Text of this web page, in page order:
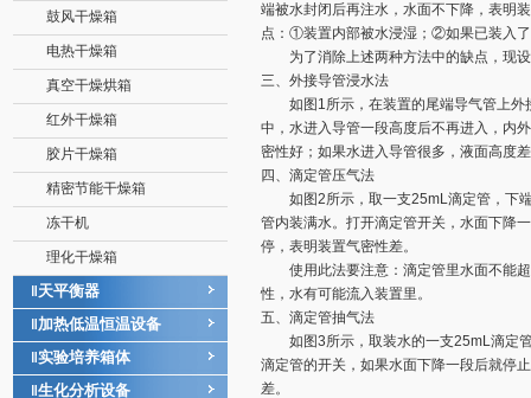
鼓风干燥箱
电热干燥箱
真空干燥烘箱
红外干燥箱
胶片干燥箱
精密节能干燥箱
冻干机
理化干燥箱
天平衡器
加热低温恒温设备
实验培养箱体
生化分析设备
端被水封闭后再注水，水面不下降，表明
点：①装置内部被水浸湿；②如果已装入
为了消除上述两种方法中的缺点，现设
三、外接导管浸水法
如图1所示，在装置的尾端导气管上外
中，水进入导管一段高度后不再进入，内
密性好；如果水进入导管很多，液面高度
四、滴定管压气法
如图2所示，取一支25mL滴定管，下端
管内装满水。打开滴定管开关，水面下降
停，表明装置气密性差。
使用此法要注意：滴定管里水面不能超
性，水有可能流入装置里。
五、滴定管抽气法
如图3所示，取装水的一支25mL滴定管
滴定管的开关，如果水面下降一段后就停
差。